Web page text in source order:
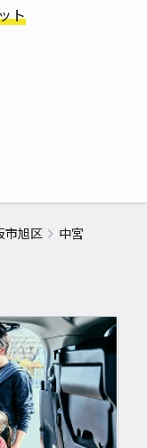
ト
市旭区 中宮